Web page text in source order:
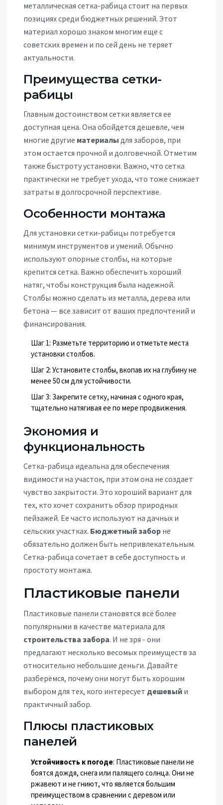
металлическая сетка-рабица стоит на первых
позициях среди бюджетных решений. Этот
материал хорошо знаком многим еще с
советских времен и по сей день не теряет
актуальности.
Преимущества сетки-
рабицы
Главным достоинством сетки является ее
доступная цена. Она обойдется дешевле, чем
многие другие материалы для заборов, при
этом остается прочной и долговечной. Отметим
также быстроту установки. Важно, что сетка
практически не требует ухода, что тоже снижает
затраты в долгосрочной перспективе.
Особенности монтажа
Для установки сетки-рабицы потребуется
минимум инструментов и умений. Обычно
используют опорные столбы, на которые
крепится сетка. Важно обеспечить хороший
натяг, чтобы конструкция была надежной.
Столбы можно сделать из металла, дерева или
бетона — все зависит от ваших предпочтений и
финансирования.
Шаг 1: Разметьте территорию и отметьте места
установки столбов.
Шаг 2: Установите столбы, вкопав их на глубину не
менее 50 см для устойчивости.
Шаг 3: Закрепите сетку, начиная с одного края,
тщательно натягивая ее по мере продвижения.
Экономия и
функциональность
Сетка-рабица идеальна для обеспечения
видимости на участок, при этом она не создает
чувство закрытости. Это хороший вариант для
тех, кто хочет сохранить обзор природных
пейзажей. Ее часто используют на дачных и
сельских участках. Бюджетный забор не
обязательно должен быть непривлекательным.
Сетка-рабица сочетает в себе доступность и
простоту монтажа.
Пластиковые панели
Пластиковые панели становятся всё более
популярными в качестве материала для
строительства забора. И не зря - они
предлагают несколько весомых преимуществ за
относительно небольшие деньги. Давайте
разберёмся, почему они могут быть хорошим
выбором для тех, кого интересует дешевый и
практичный забор.
Плюсы пластиковых
панелей
Устойчивость к погоде: Пластиковые панели не
боятся дождя, снега или палящего солнца. Они не
ржавеют и не гниют, что является большим
преимуществом в сравнении с деревом или